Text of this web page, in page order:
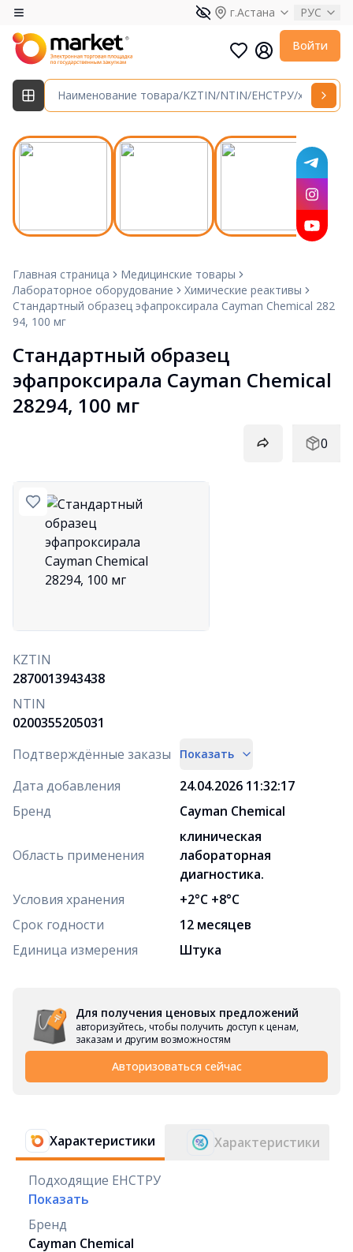
г.Астана РУС
Войти
Главная страница
Медицинские товары
Лабораторное оборудование
Химические реактивы
Стандартный образец эфапроксирала Cayman Chemical 282
94, 100 мг
Стандартный образец
эфапроксирала Cayman Chemical
28294, 100 мг
0
KZTIN
2870013943438
NTIN
0200355205031
Подтверждённые заказы
Показать
Дата добавления
24.04.2026 11:32:17
Бренд
Cayman Chemical
Область применения
клиническая
лабораторная
диагностика.
Условия хранения
+2°C +8°C
Срок годности
12 месяцев
Единица измерения
Штука
Для получения ценовых предложений
авторизуйтесь, чтобы получить доступ к ценам,
заказам и другим возможностям
Авторизоваться сейчас
Характеристики Характеристики
Подходящие ЕНСТРУ
Показать
Бренд
Cayman Chemical